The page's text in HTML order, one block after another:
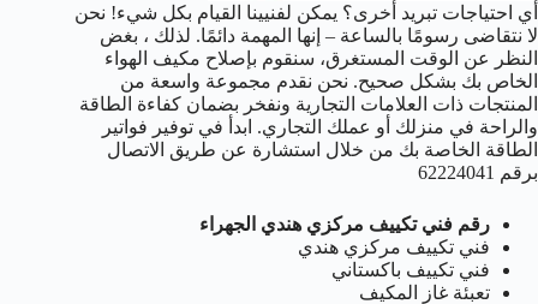
أي احتياجات تبريد أخرى؟ يمكن لفنيينا القيام بكل شيء! نحن
لا نتقاضى رسومًا بالساعة – إنها المهمة دائمًا. لذلك ، بغض
النظر عن الوقت المستغرق، سنقوم بإصلاح مكيف الهواء
الخاص بك بشكل صحيح. نحن نقدم مجموعة واسعة من
المنتجات ذات العلامات التجارية ونفخر بضمان كفاءة الطاقة
والراحة في منزلك أو عملك التجاري. ابدأ في توفير فواتير
الطاقة الخاصة بك من خلال استشارة عن طريق الاتصال
برقم 62224041
رقم فني تكييف مركزي هندي الجهراء
فني تكييف مركزي هندي
فني تكييف باكستاني
تعبئة غاز المكيف